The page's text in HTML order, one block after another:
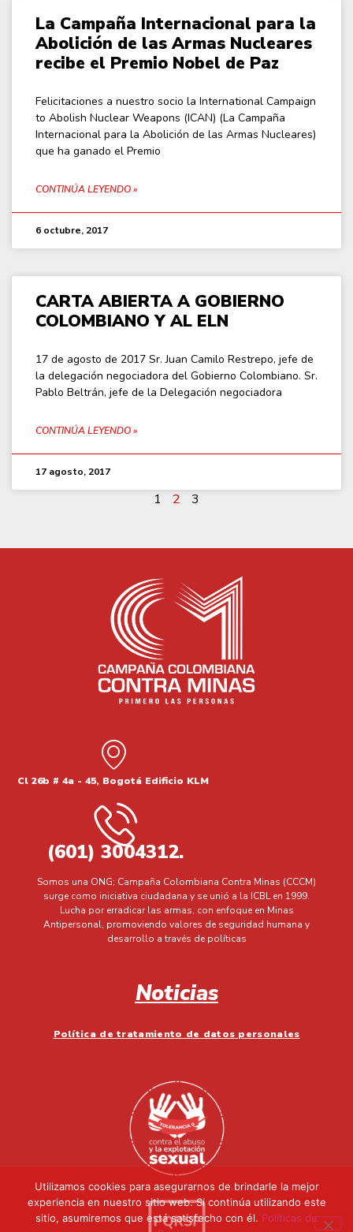
La Campaña Internacional para la
Abolición de las Armas Nucleares
recibe el Premio Nobel de Paz
Felicitaciones a nuestro socio la International Campaign
to Abolish Nuclear Weapons (ICAN) (La Campaña
Internacional para la Abolición de las Armas Nucleares)
que ha ganado el Premio
CONTINÚA LEYENDO »
6 octubre, 2017
CARTA ABIERTA A GOBIERNO
COLOMBIANO Y AL ELN
17 de agosto de 2017 Sr. Juan Camilo Restrepo, jefe de
la delegación negociadora del Gobierno Colombiano. Sr.
Pablo Beltrán, jefe de la Delegación negociadora
CONTINÚA LEYENDO »
17 agosto, 2017
1 2 3
Cl 26b # 4a - 45, Bogotá Edificio KLM
(601) 3004312.
Somos una ONG; Campaña Colombiana Contra Minas (CCCM)
surge como iniciativa ciudadana y se unió a la ICBL en 1999.
Lucha por erradicar las armas, con enfoque en Minas
Antipersonal, promoviendo valores de seguridad humana y
desarrollo a través de políticas
Noticias
Política de tratamiento de datos personales
Utilizamos cookies para asegurarnos de brindarle la mejor
experiencia en nuestro sitio web. Si continúa utilizando este
sitio, asumiremos que está satisfecho con él. Políticas de